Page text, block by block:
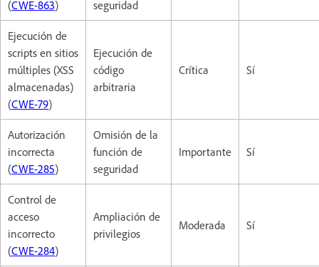
(CWE-863)
seguridad
Ejecución de
scripts en sitios
múltiples (XSS
almacenadas)
(CWE-79)
Ejecución de
código
arbitraria
Crítica Sí
Autorización
incorrecta
(CWE-285)
Omisión de la
función de
seguridad
Importante Sí
Control de
acceso
incorrecto
(CWE-284)
Ampliación de
privilegios
Moderada Sí